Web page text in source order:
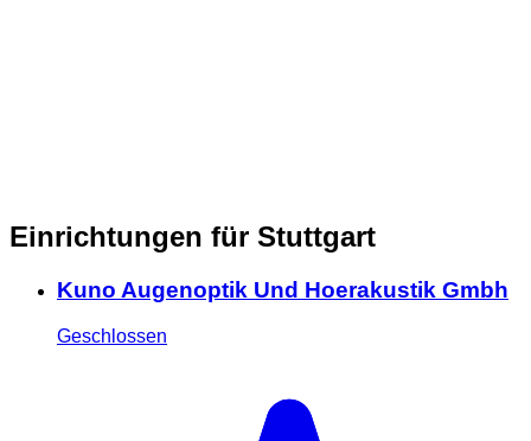
Einrichtungen für Stuttgart
Kuno Augenoptik Und Hoerakustik Gmbh
Geschlossen